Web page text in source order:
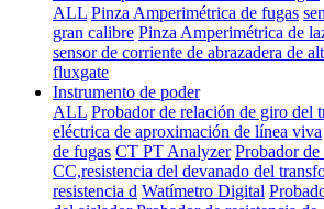
ALL Pinza Amperimétrica de fugas
gran calibre Pinza Amperimétrica de
sensor de corriente de abrazadera de
fluxgate
Instrumento de poder
ALL Probador de relación de giro del
eléctrica de aproximación de línea viva
de fugas CT PT Analyzer Probador de
CC,resistencia del devanado del
resistencia d Watímetro Digital